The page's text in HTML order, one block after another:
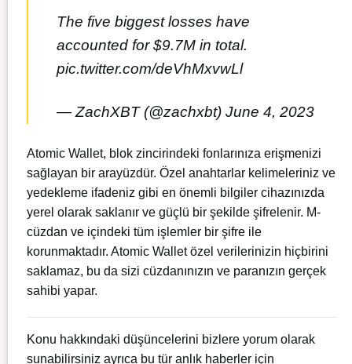
The five biggest losses have
accounted for $9.7M in total.
pic.twitter.com/deVhMxvwLl
— ZachXBT (@zachxbt) June 4, 2023
Atomic Wallet, blok zincirindeki fonlarınıza erişmenizi
sağlayan bir arayüzdür. Özel anahtarlar kelimeleriniz ve
yedekleme ifadeniz gibi en önemli bilgiler cihazınızda
yerel olarak saklanır ve güçlü bir şekilde şifrelenir. M-
cüzdan ve içindeki tüm işlemler bir şifre ile
korunmaktadır. Atomic Wallet özel verilerinizin hiçbirini
saklamaz, bu da sizi cüzdanınızın ve paranızın gerçek
sahibi yapar.
Konu hakkındaki düşüncelerini bizlere yorum olarak
sunabilirsiniz ayrıca bu tür anlık haberler için